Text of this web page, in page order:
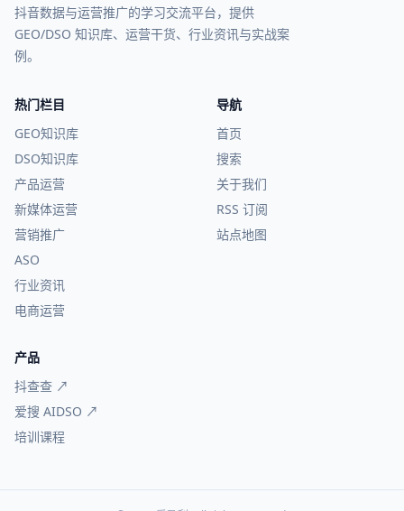
抖音数据与运营推广的学习交流平台，提供
GEO/DSO 知识库、运营干货、行业资讯与实战案
例。
热门栏目
GEO知识库
DSO知识库
产品运营
新媒体运营
营销推广
ASO
行业资讯
电商运营
导航
首页
搜索
关于我们
RSS 订阅
站点地图
产品
抖查查 ↗
爱搜 AIDSO ↗
培训课程